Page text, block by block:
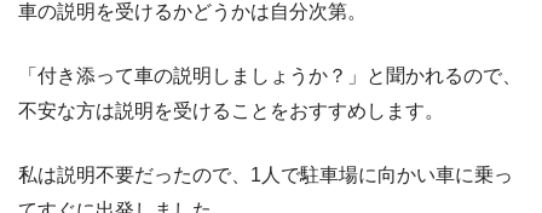
車の説明を受けるかどうかは自分次第。
「付き添って車の説明しましょうか？」と聞かれるので、
不安な方は説明を受けることをおすすめします。
私は説明不要だったので、1人で駐車場に向かい車に乗っ